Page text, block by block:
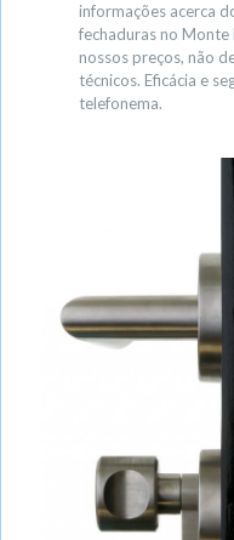
informações acerca
fechaduras no
nossos preços, não
técnicos. Eficácia e
telefonema.